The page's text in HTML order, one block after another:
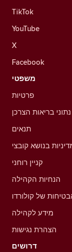
TikTok
YouTube
X
Facebook
משפטי
פרטיות
בריאות הצרכן
תנאים
קניין רוחני
הנחיות הקהילה
של קולורדו
מידע לקהילה
הצהרת נגישות
דרושים